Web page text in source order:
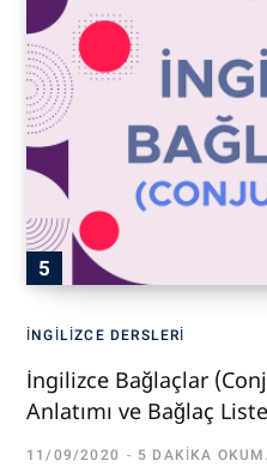
İNGILIZCE DERSLERI
İngilizce Bağlaçlar
Anlatımı ve Bağlaç
11/09/2020 5 DAKIKA